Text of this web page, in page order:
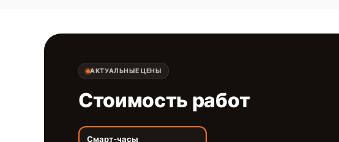
АКТУАЛЬНЫЕ ЦЕНЫ
Стоимость работ
Смарт-часы